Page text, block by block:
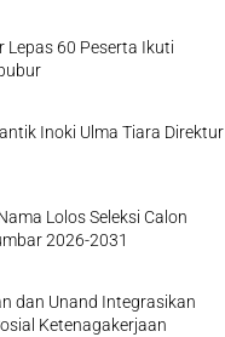
Lepas 60 Peserta Ikuti
Inoki Ulma Tiara Direktur
Lolos Seleksi Calon
2026-2031
dan Unand Integrasikan
Ketenagakerjaan